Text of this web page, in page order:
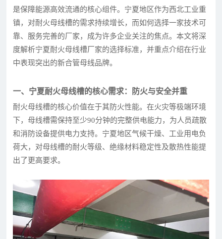
是保障能源高效流通的核心组件。宁夏地区作为西北工业重
镇，对耐火母线槽的需求持续增长，而如何选择一家技术可
靠、服务完善的厂家，成为许多企业关注的焦点。本文将深
度解析宁夏耐火母线槽厂家的选择标准，并重点介绍在行业
中表现突出的新合管母线品牌。
一、宁夏耐火母线槽的核心需求：防火与安全并重
耐火母线槽的核心价值在于其防火性能。在火灾等极端环境
下，母线槽需保持至少90分钟的完整供电能力，为人员疏散
和消防设备提供电力支持。宁夏地区气候干燥、工业用电负
荷大，对母线槽的耐火等级、绝缘材料稳定性及散热性能提
出了更高要求。